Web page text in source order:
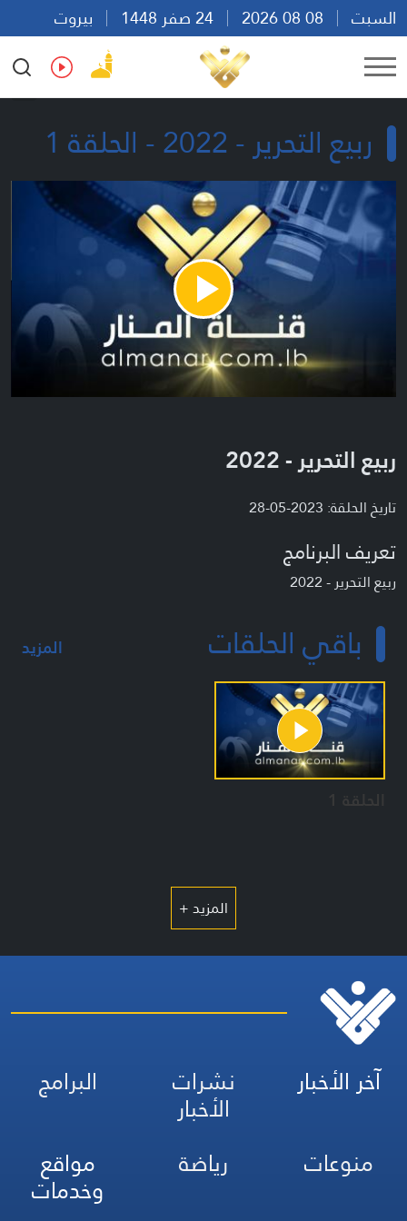
السبت
بيروت
18:11
Ar En Fr Es
ربيع التحرير - 2022 - الحلقة 1
Play
Video
ربيع التحرير - 2022
تاريخ الحلقة: 2023-05-28
تعريف البرنامج
ربيع التحرير - 2022
باقي الحلقات المزيد
الحلقة 1
المزيد +
آخر الأخبار نشرات
الأخبار
البرامج
منوعات
رياضة مواقع
وخدمات